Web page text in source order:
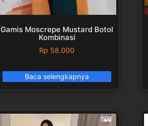
Gamis Moscrepe Mustard Botol
Kombinasi
Rp 58.000
Baca selengkapnya